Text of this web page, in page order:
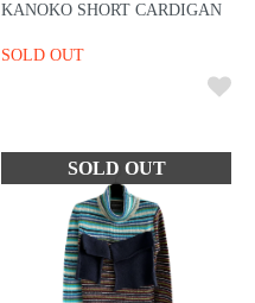
KANOKO SHORT CARDIGAN
SOLD OUT